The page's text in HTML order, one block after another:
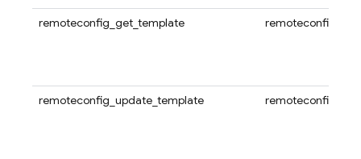
remoteconfig_get_template remoteconfig
remoteconfig_update_template remoteconfig